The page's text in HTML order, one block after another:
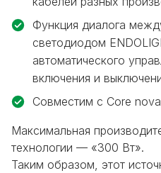
Функция диалога
светодиодом
автоматического
включения и
Совместим с Core nova
Максимальная
технологии — «300 Вт».
Таким образом, этот